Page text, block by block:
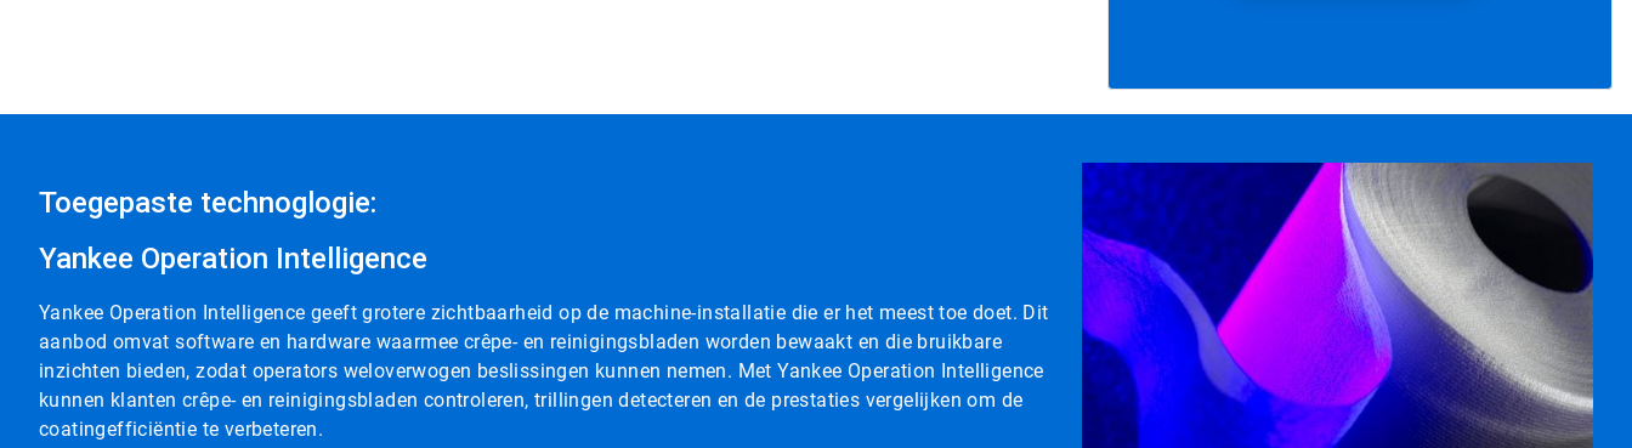
Toegepaste technoglogie:
Yankee Operation Intelligence
Yankee Operation Intelligence geeft grotere zichtbaarheid op de machine-installatie die er het meest toe doet. Dit
aanbod omvat software en hardware waarmee crêpe- en reinigingsbladen worden bewaakt en die bruikbare
inzichten bieden, zodat operators weloverwogen beslissingen kunnen nemen. Met Yankee Operation Intelligence
kunnen klanten crêpe- en reinigingsbladen controleren, trillingen detecteren en de prestaties vergelijken om de
coatingefficiëntie te verbeteren.